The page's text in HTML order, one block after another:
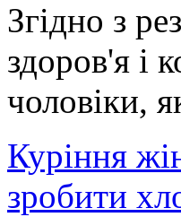
Згідно з
здоров'я і
чоловіки,
Куріння
зробити